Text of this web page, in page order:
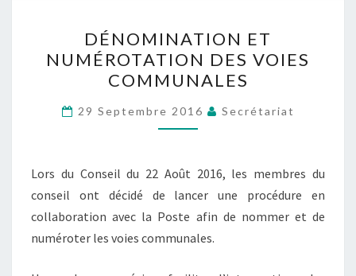
ET
NUMÉROTATION
DES
VOIES
COMMUNALES
DÉNOMINATION ET
NUMÉROTATION DES VOIES
COMMUNALES
29 Septembre 2016 Secrétariat
Lors du Conseil du 22 Août 2016, les membres du
conseil ont décidé de lancer une procédure en
collaboration avec la Poste afin de nommer et de
numéroter les voies communales.